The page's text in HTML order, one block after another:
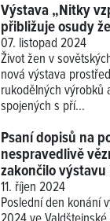
Výstava „Nitky
přibližuje osudy
07. listopad 2024
Život žen v
nová výstava
rukodělných výrobků
spojených s pří...
Psaní dopisů na
nespravedlivě
zakončilo
11. říjen 2024
Poslední den konání